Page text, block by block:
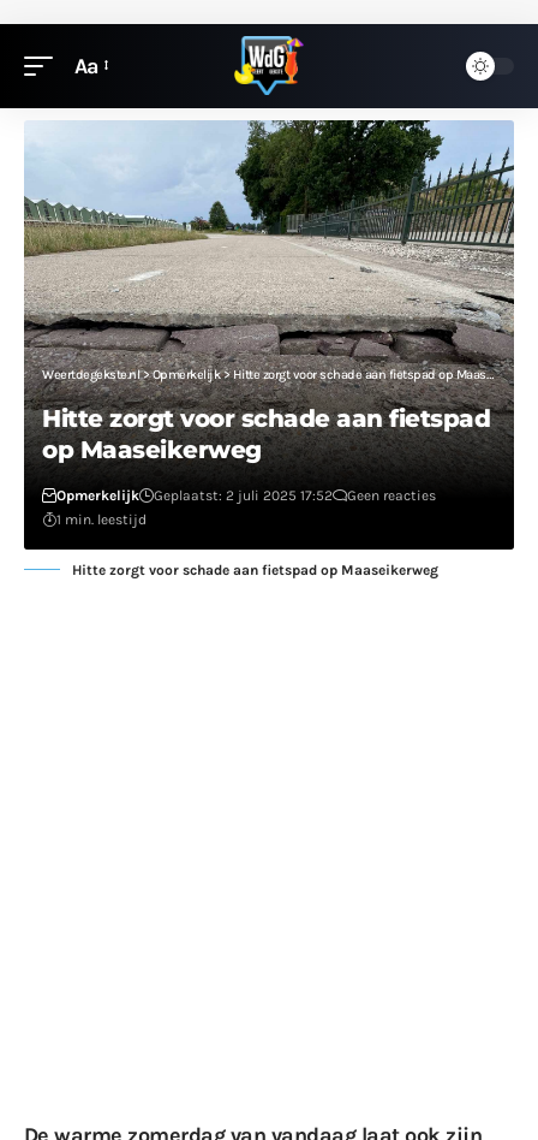
Aa
Weertdegekste.nl>Opmerkelijk>Hitte zorgt voor schade aan fietspad op Maaseikerweg
Hitte zorgt voor schade aan fietspad
op Maaseikerweg
Opmerkelijk Geplaatst: 2 juli 2025 17:52
Geen reacties
1 min. leestijd
Hitte zorgt voor schade aan fietspad op Maaseikerweg
De warme zomerdag van vandaag laat ook zijn